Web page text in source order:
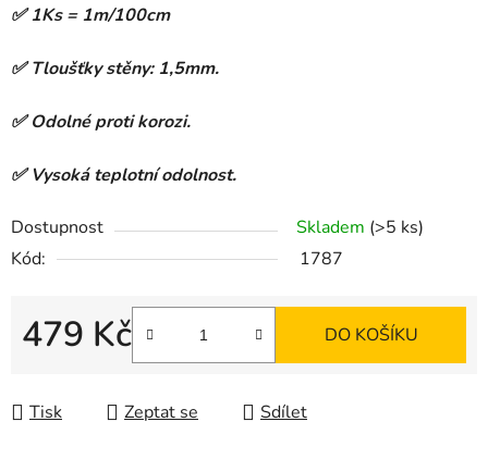
✅1Ks = 1m/100cm
✅ Tloušťky stěny: 1,5mm.
✅ Odolné proti korozi.
✅ Vysoká teplotní odolnost.
Dostupnost Skladem (>5 ks)
Kód:
1787
479 Kč DO KOŠÍKU
Tisk Zeptat se Sdílet